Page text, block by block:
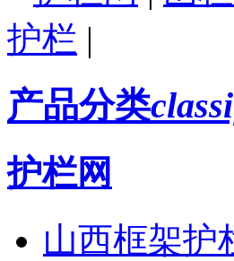
护栏 |
产品分类
护栏网
山西框架护